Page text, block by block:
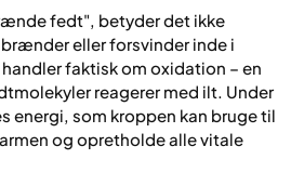
fedt", betyder det ikke
eller forsvinder inde i
faktisk om oxidation – en
reagerer med ilt. Under
energi, som kroppen kan bruge til
og opretholde alle vitale